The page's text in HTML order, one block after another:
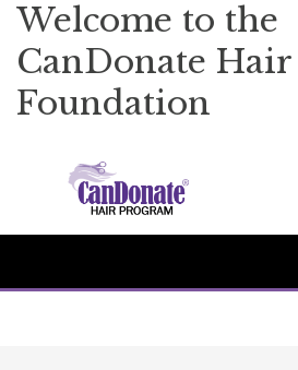
Welcome to the
CanDonate Hair
Foundation